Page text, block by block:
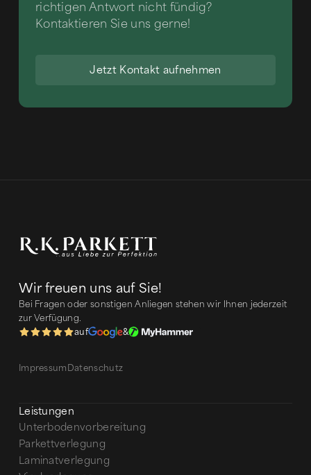
richtigen Antwort nicht fündig?
Kontaktieren Sie uns gerne!
Jetzt Kontakt aufnehmen
Wir freuen uns auf Sie!
Bei Fragen oder sonstigen Anliegen stehen wir Ihnen jederzeit
zur Verfügung.
auf
&
Impressum Datenschutz
Leistungen
Unterbodenvorbereitung
Parkettverlegung
Laminatverlegung